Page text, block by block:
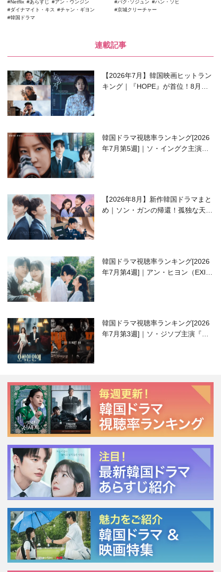
Netflix あらすじ
アン・ウンジン
ダイナマイト・キス
チャン・ギヨン
韓国ドラマ
パク･ソジュン
ハン・ソヒ
京城クリーチャー
連載記事
【2026年7月】韓国映画ヒットラン
キング｜『HOPE』が首位！8月公
韓国ドラマ視聴率ランキング[2026
年7月第5週]｜ソ・イングク主演の
【2026年8月】新作韓国ドラマまと
め｜ソン・ガンの帰還！孤独な天才
韓国ドラマ視聴率ランキング[2026
年7月第4週]｜アン・ヒヨン（EXID
韓国ドラマ視聴率ランキング[2026
年7月第3週]｜ソ・ジソブ主演『エ